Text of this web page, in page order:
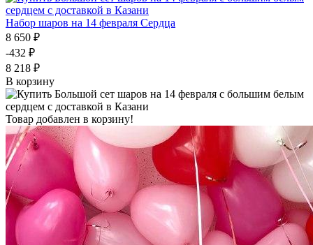
Набор шаров на 14 февраля Сердца
8 650 ₽
-432 ₽
8 218 ₽
В корзину
Товар добавлен в корзину!